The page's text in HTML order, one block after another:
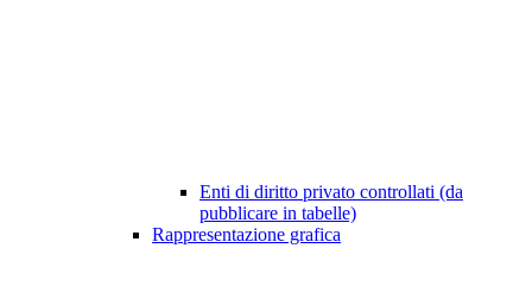
Enti di diritto privato controllati (da
pubblicare in tabelle)
Rappresentazione grafica